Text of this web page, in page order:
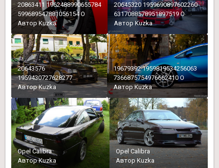
20863411 1962488990655784
599689547881056154 O
Автор Kuzka
20645320 1959690897602260
6317088578951897519 O
АвторKuzka
20643576
1959430727628277
3633098987016943693 O
АвторKuzka
19679392 1959819534256063
7366875754976662410 O
АвторKuzka
Opel Calibra
АвторKuzka
Opel Calibra
Автор Kuzka